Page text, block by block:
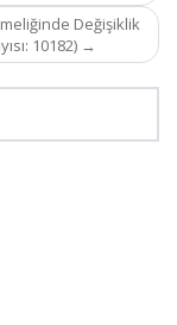
Değişiklik
10182) →